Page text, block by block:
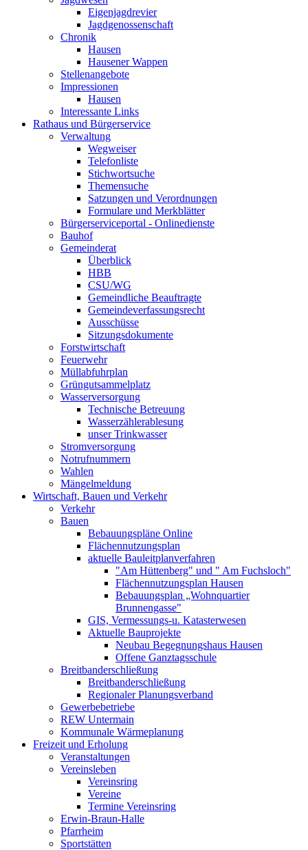
Eigenjagdrevier
Jagdgenossenschaft
Chronik
Hausen
Hausener Wappen
Stellenangebote
Impressionen
Hausen
Interessante Links
Rathaus und Bürgerservice
Verwaltung
Wegweiser
Telefonliste
Stichwortsuche
Themensuche
Satzungen und Verordnungen
Formulare und Merkblätter
Bürgerserviceportal - Onlinedienste
Bauhof
Gemeinderat
Überblick
HBB
CSU/WG
Gemeindliche Beauftragte
Gemeindeverfassungsrecht
Ausschüsse
Sitzungsdokumente
Forstwirtschaft
Feuerwehr
Müllabfuhrplan
Grüngutsammelplatz
Wasserversorgung
Technische Betreuung
Wasserzählerablesung
unser Trinkwasser
Stromversorgung
Notrufnummern
Wahlen
Mängelmeldung
Wirtschaft, Bauen und Verkehr
Verkehr
Bauen
Bebauungspläne Online
Flächennutzungsplan
aktuelle Bauleitplanverfahren
"Am Hüttenberg" und " Am Fuchsloch"
Flächennutzungsplan Hausen
Bebauungsplan „Wohnquartier
Brunnengasse"
GIS, Vermessungs-u. Katasterwesen
Aktuelle Bauprojekte
Neubau Begegnungshaus Hausen
Offene Ganztagsschule
Breitbanderschließung
Breitbanderschließung
Regionaler Planungsverband
Gewerbebetriebe
REW Untermain
Kommunale Wärmeplanung
Freizeit und Erholung
Veranstaltungen
Vereinsleben
Vereinsring
Vereine
Termine Vereinsring
Erwin-Braun-Halle
Pfarrheim
Sportstätten